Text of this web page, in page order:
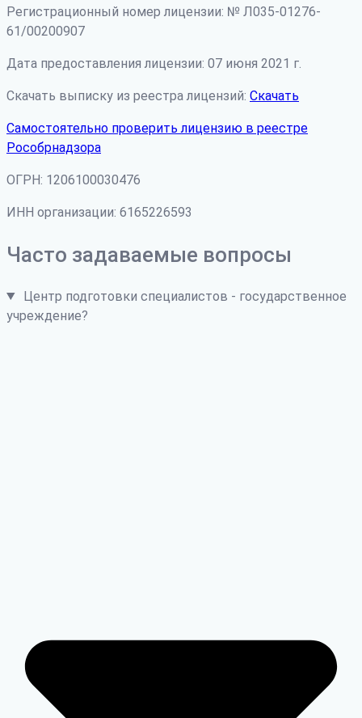
Регистрационный номер лицензии: № Л035-01276-
61/00200907
Дата предоставления лицензии: 07 июня 2021 г.
Скачать выписку из реестра лицензий: Скачать
Самостоятельно проверить лицензию в реестре
Рособрнадзора
ОГРН: 1206100030476
ИНН организации: 6165226593
Часто задаваемые вопросы
Центр подготовки специалистов - государственное
учреждение?